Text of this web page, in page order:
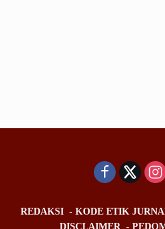
REDAKSI KODE ETIK
DISCLAIMER